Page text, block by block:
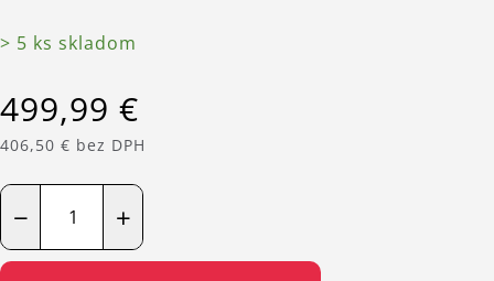
> 5 ks skladom
499,99 €
406,50 € bez DPH
+
−